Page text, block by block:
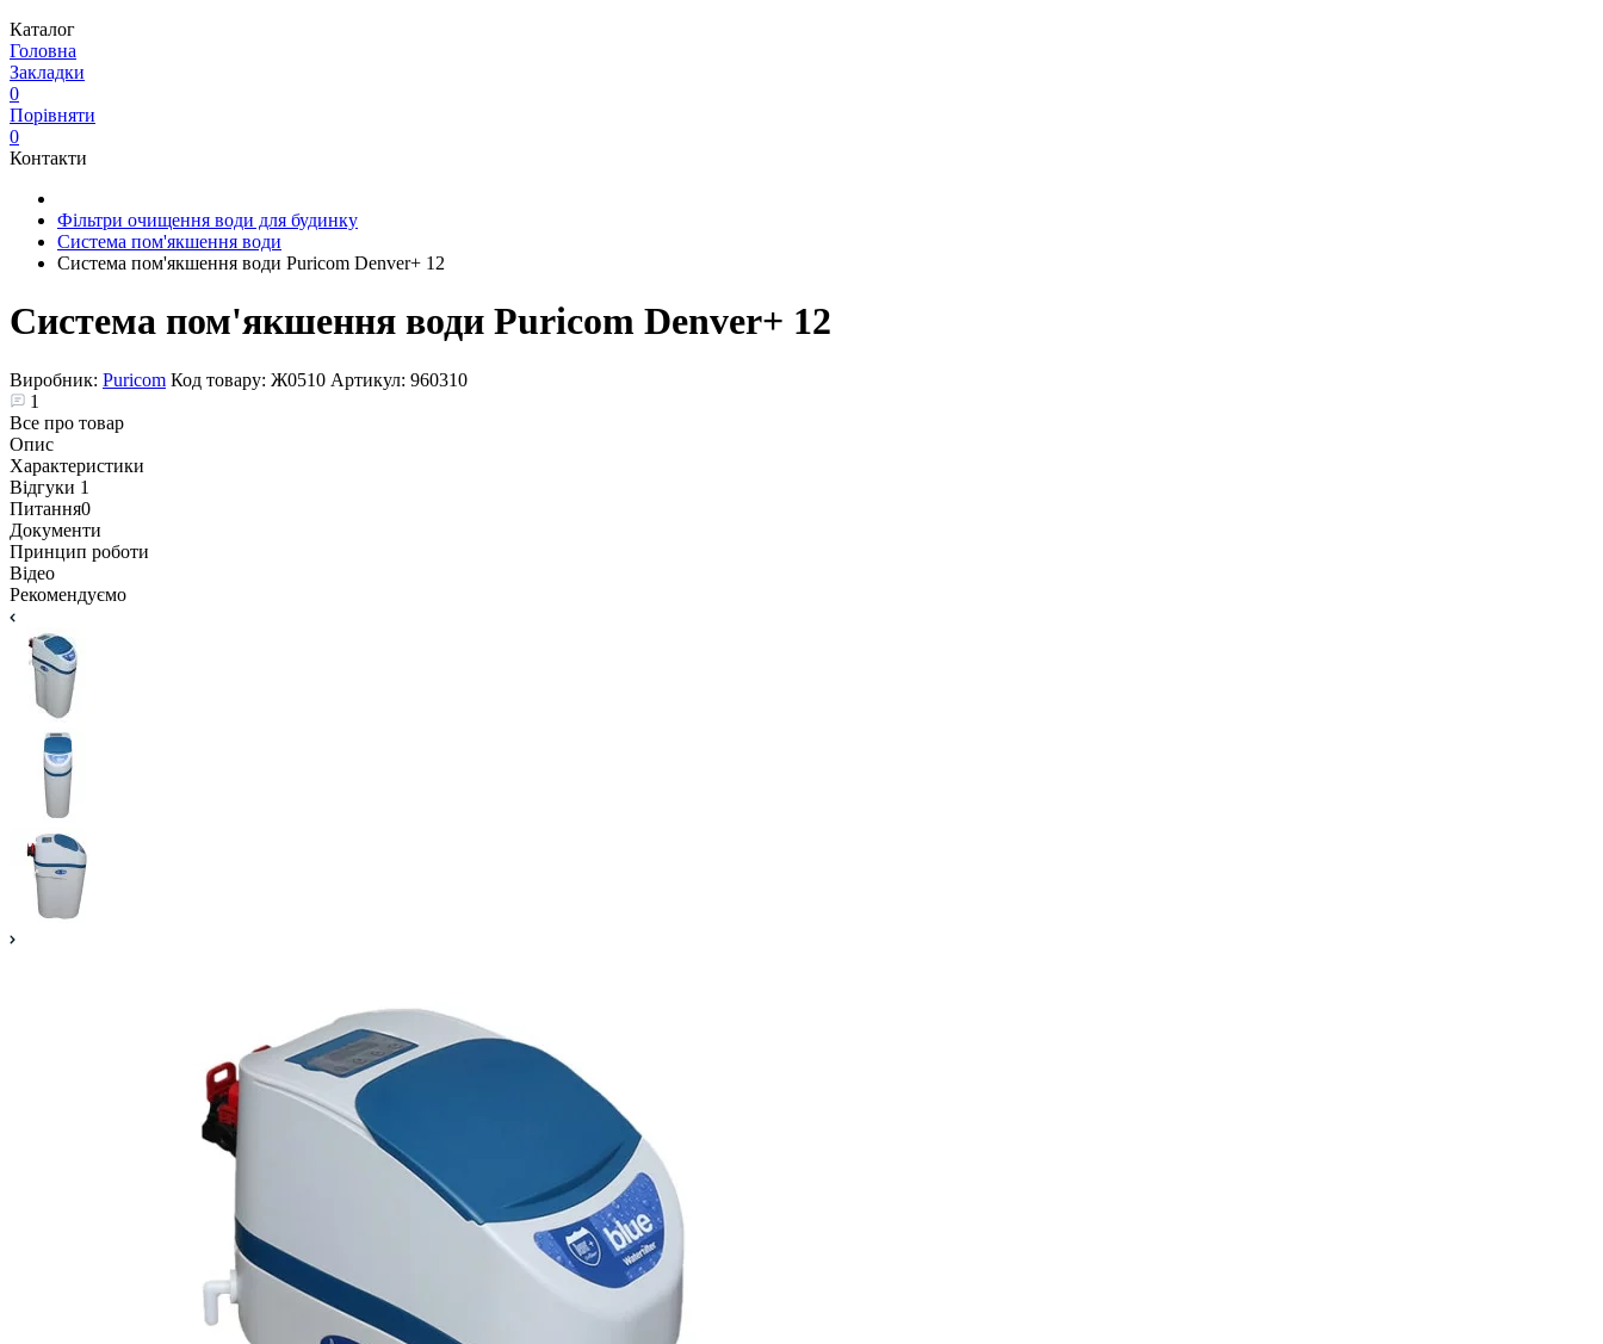
Каталог
Головна
Закладки
0
Порівняти
0
Контакти
Фільтри очищення води для будинку
Система пом'якшення води
Система пом'якшення води Puricom Denver+ 12
Система пом'якшення води Puricom Denver+ 12
Виробник: Puricom Код товару: Ж0510 Артикул: 960310
1
Все про товар
Опис
Характеристики
Відгуки 1
Питання0
Документи
Принцип роботи
Відео
Рекомендуємо